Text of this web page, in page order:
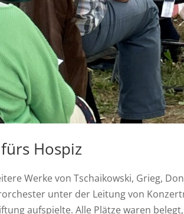
Hospiz
Werke von Tschaikowski, Grieg,
unter der Leitung von
aufspielte. Alle Plätze waren